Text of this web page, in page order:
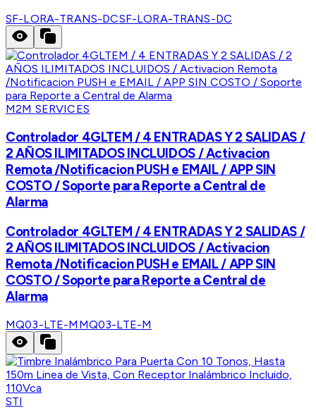
SF-LORA-TRANS-DCSF-LORA-TRANS-DC
M2M SERVICES
Controlador 4GLTEM / 4 ENTRADAS Y 2 SALIDAS /
2 AÑOS ILIMITADOS INCLUIDOS / Activacion
Remota /Notificacion PUSH e EMAIL / APP SIN
COSTO / Soporte para Reporte a Central de
Alarma
Controlador 4GLTEM / 4 ENTRADAS Y 2 SALIDAS /
2 AÑOS ILIMITADOS INCLUIDOS / Activacion
Remota /Notificacion PUSH e EMAIL / APP SIN
COSTO / Soporte para Reporte a Central de
Alarma
MQ03-LTE-M MQ03-LTE-M
STI